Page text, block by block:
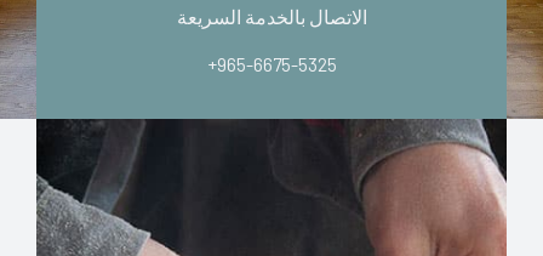
الاتصال بالخدمة السريعة
+965-6675-5325